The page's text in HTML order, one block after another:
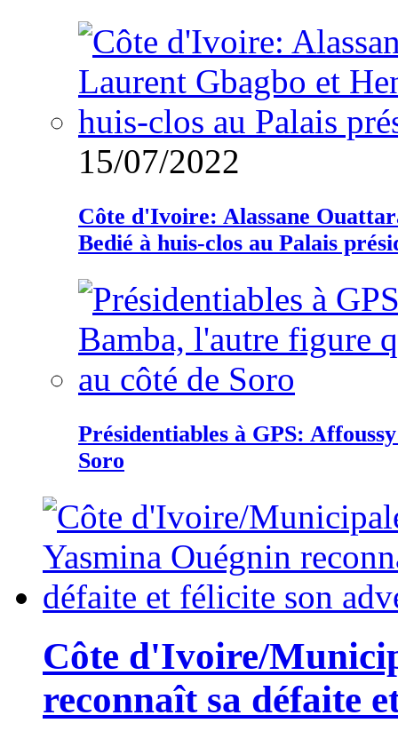
15/07/2022
Côte d'Ivoire: Alassane
Bedié à huis-clos au Palais
Présidentiables à GPS:
Soro
Côte d'Ivoire/
reconnaît sa défaite